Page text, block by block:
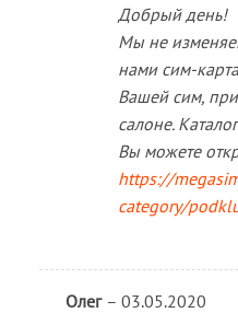
Добрый день!
Мы не
нами сим-
Вашей сим,
салоне.
Вы можете
https://
category/
Олег – 03.05.2020